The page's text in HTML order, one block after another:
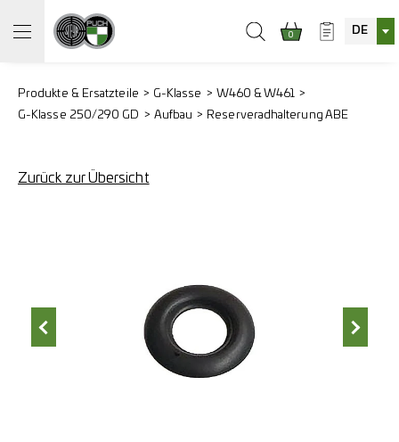
0 DE
Produkte & Ersatzteile G-Klasse
W460 & W461
G-Klasse 250/290 GD
Aufbau Reserveradhalterung ABE
Zurück zur Übersicht